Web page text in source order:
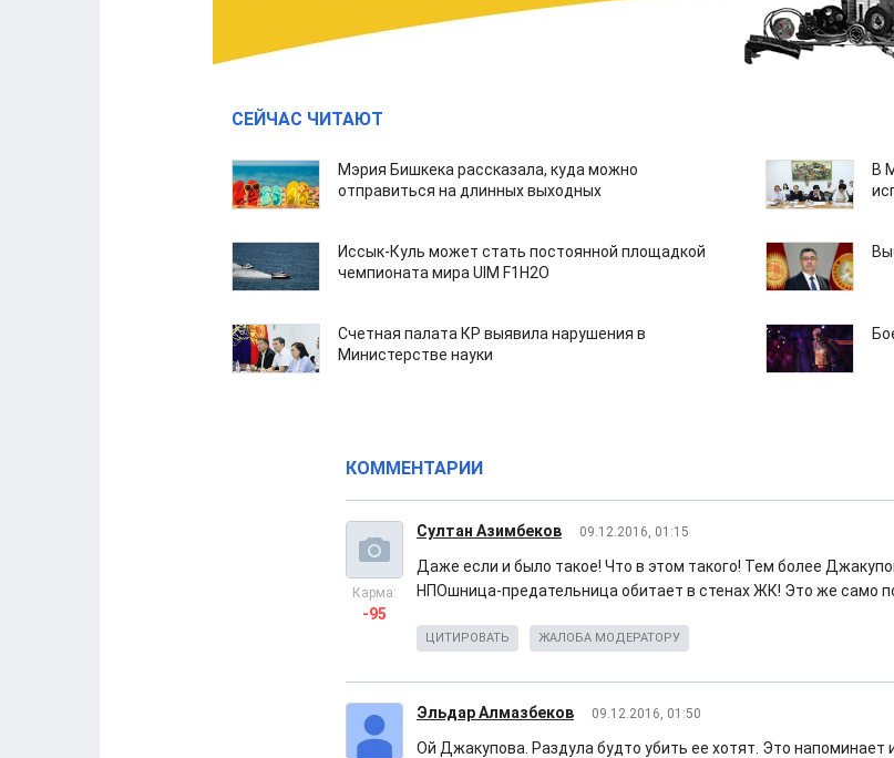
СЕЙЧАС ЧИТАЮТ
Мэрия Бишкека рассказала, куда можно
отправиться на длинных выходных
В
Иссык-Куль может стать постоянной площадкой
чемпионата мира UIM F1H2O
Счетная палата КР выявила нарушения в
Министерстве науки
КОММЕНТАРИИ
Султан Азимбеков 09.12.2016, 01:15
Карма:
-95
Даже если и было такое! Что в этом такого! Тем более
НПОшница-предательница обитает в стенах ЖК! Это же само
ЦИТИРОВАТЬ ЖАЛОБА МОДЕРАТОРУ
Эльдар Алмазбеков 09.12.2016, 01:50
Ой Джакупова. Раздула будто убить ее хотят. Это напоминает